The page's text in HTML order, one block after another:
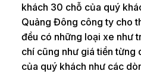
khách 30 chỗ của quý
Quảng Đông công ty cho
đều có những loại xe như
chí cũng như giá tiền từng
của quý khách như các